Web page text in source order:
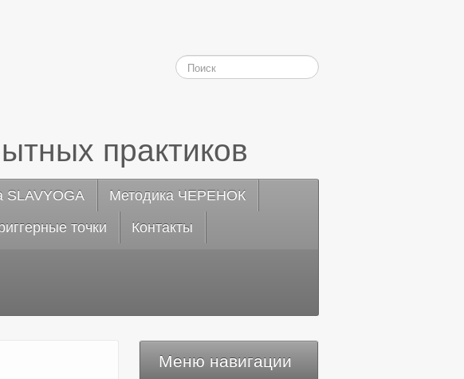
практиков
SLAVYOGA
Методика ЧЕРЕНОК
точки Контакты
Меню навигации